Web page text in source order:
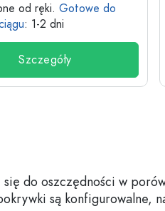
od ręki. Gotowe do
: 1-2 dni
Szczegóły
do oszczędności w
są konfigurowalne,